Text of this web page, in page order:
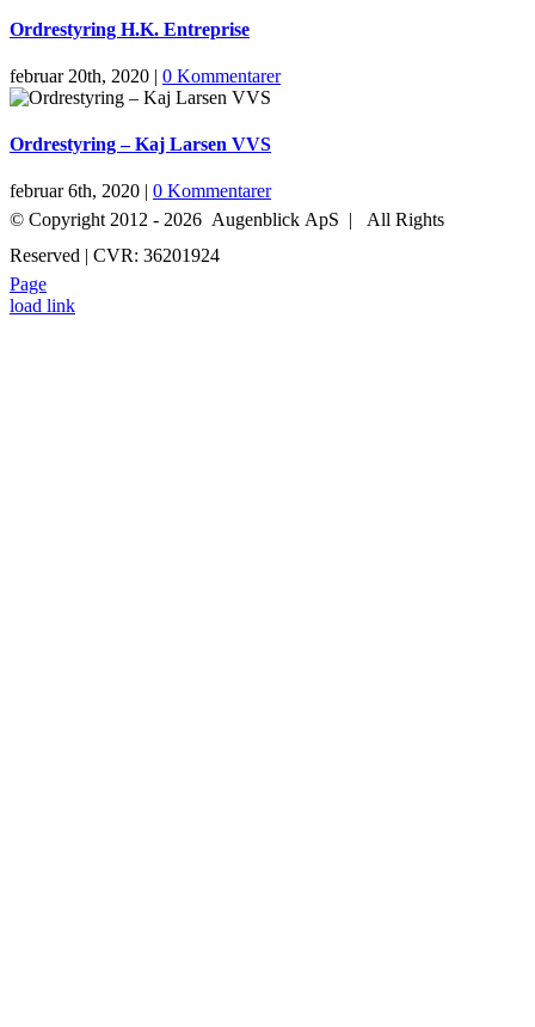
Ordrestyring H.K. Entreprise
februar 20th, 2020 | 0 Kommentarer
Ordrestyring – Kaj Larsen VVS
februar 6th, 2020 | 0 Kommentarer
© Copyright 2012 - 2026 Augenblick ApS | All Rights
Reserved | CVR: 36201924
Page
load link